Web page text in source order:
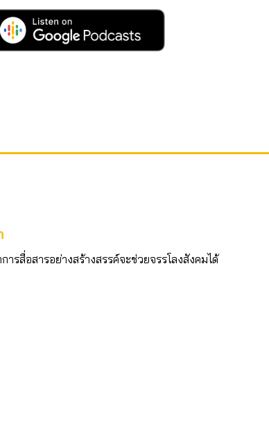
การสื่อสารอย่างสร้างสรรค์จะช่วยจรรโลงสังคมได้